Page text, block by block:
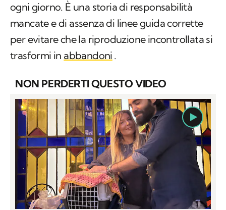
ogni giorno. È una storia di responsabilità
mancate e di assenza di linee guida corrette
per evitare che la riproduzione incontrollata si
trasformi in abbandoni .
NON PERDERTI QUESTO VIDEO